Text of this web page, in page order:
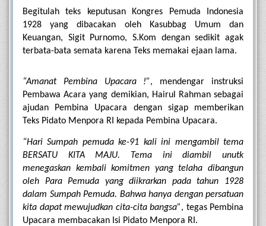
Begitulah teks keputusan Kongres Pemuda Indonesia
1928 yang dibacakan oleh Kasubbag Umum dan
Keuangan, Sigit Purnomo, S.Kom dengan sedikit agak
terbata-bata semata karena Teks memakai ejaan lama.
“Amanat Pembina Upacara !”, mendengar instruksi
Pembawa Acara yang demikian, Hairul Rahman sebagai
ajudan Pembina Upacara dengan sigap memberikan
Teks Pidato Menpora RI kepada Pembina Upacara.
“Hari Sumpah pemuda ke-91 kali ini mengambil tema
BERSATU KITA MAJU. Tema ini diambil unutk
menegaskan kembali komitmen yang telaha dibangun
oleh Para Pemuda yang diikrarkan pada tahun 1928
dalam Sumpah Pemuda. Bahwa hanya dengan persatuan
kita dapat mewujudkan cita-cita bangsa”, tegas Pembina
Upacara membacakan Isi Pidato Menpora RI.